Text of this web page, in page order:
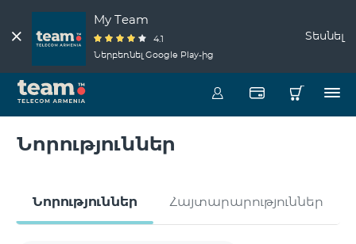
My Team
4.1
Ներբեռնել Google Play-ից
Տեսնել
Նորություններ
Նորություններ Հայտարարություններ